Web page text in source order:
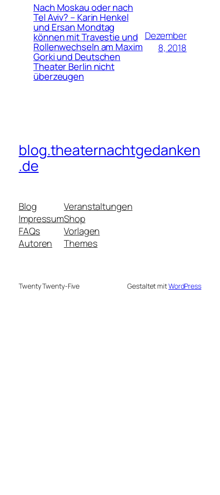
Nach Moskau oder nach
Tel Aviv? – Karin Henkel
und Ersan Mondtag
können mit Travestie und
Rollenwechseln am Maxim
Gorki und Deutschen
Theater Berlin nicht
überzeugen
Dezember
8, 2018
blog.theaternachtgedanken
.de
Blog
Impressum
FAQs
Autoren
Veranstaltungen
Shop
Vorlagen
Themes
Twenty Twenty-Five Gestaltet mitWordPress